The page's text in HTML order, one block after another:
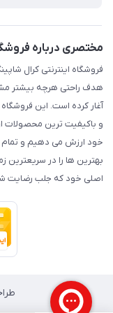
مختصری درباره
فروشگاه اینترنتی کرال
هدف راحتی هرچه بیشتر
آغار کرده است. این
و باکیفیت ترین محصولات
خود ارزش می دهیم و تمام
بهترین ها را در
اصلی خود که جلب رضایت